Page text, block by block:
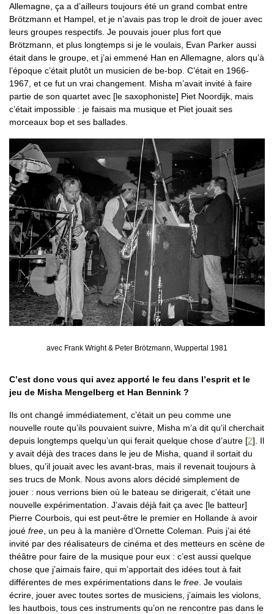
Allemagne, ça a d’ailleurs toujours été un grand combat entre
Brötzmann et Hampel, et je n’avais pas trop le droit de jouer avec
leurs groupes respectifs. Je pouvais jouer plus fort que
Brötzmann, et plus longtemps si je le voulais, Evan Parker aussi
était dans le groupe, et j’ai emmené Han en Allemagne, alors qu’à
l’époque c’était plutôt un musicien de be-bop. C’était en 1966-
1967, et ce fut un vrai changement. Misha m’avait invité à faire
partie de son quartet avec [le saxophoniste] Piet Noordijk, mais
c’était impossible : je faisais ma musique et Piet jouait ses
morceaux bop et ses ballades.
avec Frank Wright & Peter Brötzmann, Wuppertal 1981
C’est donc vous qui avez apporté le feu dans l’esprit et le
jeu de Misha Mengelberg et Han Bennink ?
Ils ont changé immédiatement, c’était un peu comme une
nouvelle route qu’ils pouvaient suivre, Misha m’a dit qu’il cherchait
depuis longtemps quelqu’un qui ferait quelque chose d’autre [2]. Il
y avait déjà des traces dans le jeu de Misha, quand il sortait du
blues, qu’il jouait avec les avant-bras, mais il revenait toujours à
ses trucs de Monk. Nous avons alors décidé simplement de
jouer : nous verrions bien où le bateau se dirigerait, c’était une
nouvelle expérimentation. J’avais déjà fait ça avec [le batteur]
Pierre Courbois, qui est peut-être le premier en Hollande à avoir
joué free, un peu à la manière d’Ornette Coleman. Puis j’ai été
invité par des réalisateurs de cinéma et des metteurs en scène de
théâtre pour faire de la musique pour eux : c’est aussi quelque
chose que j’aimais faire, qui m’apportait des idées tout à fait
différentes de mes expérimentations dans le free. Je voulais
écrire, jouer avec toutes sortes de musiciens, j’aimais les violons,
les hautbois, tous ces instruments qu’on ne rencontre pas dans le